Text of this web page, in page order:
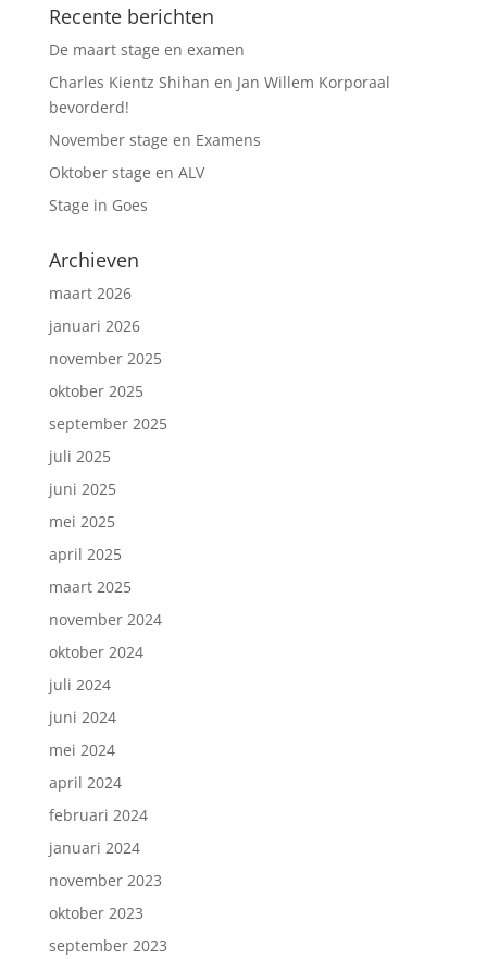
Recente berichten
De maart stage en examen
Charles Kientz Shihan en Jan Willem Korporaal
bevorderd!
November stage en Examens
Oktober stage en ALV
Stage in Goes
Archieven
maart 2026
januari 2026
november 2025
oktober 2025
september 2025
juli 2025
juni 2025
mei 2025
april 2025
maart 2025
november 2024
oktober 2024
juli 2024
juni 2024
mei 2024
april 2024
februari 2024
januari 2024
november 2023
oktober 2023
september 2023